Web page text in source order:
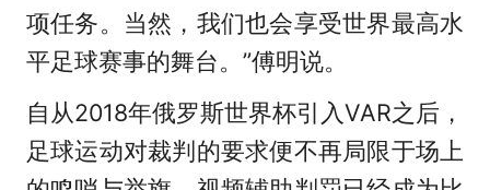
项任务。当然，我们也会享受世界最高水
平足球赛事的舞台。”傅明说。
自从2018年俄罗斯世界杯引入VAR之后，
足球运动对裁判的要求便不再局限于场上